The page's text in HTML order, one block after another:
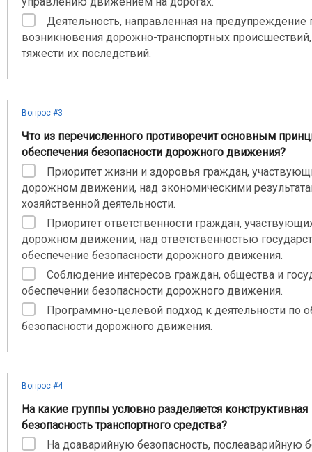
Деятельность, направленная на предупреждение
возникновения дорожно-транспортных
тяжести их последствий.
Вопрос #3
Что из перечисленного противоречит основным
обеспечения безопасности дорожного движения?
Приоритет жизни и здоровья граждан,
дорожном движении, над экономическими
хозяйственной деятельности.
Приоритет ответственности граждан,
дорожном движении, над ответственностью
обеспечение безопасности дорожного движения.
Соблюдение интересов граждан, общества и
обеспечении безопасности дорожного движения.
Программно-целевой подход к деятельности по
безопасности дорожного движения.
Вопрос #4
На какие группы условно разделяется конструктивная
безопасность транспортного средства?
На доаварийную безопасность, послеаварийную